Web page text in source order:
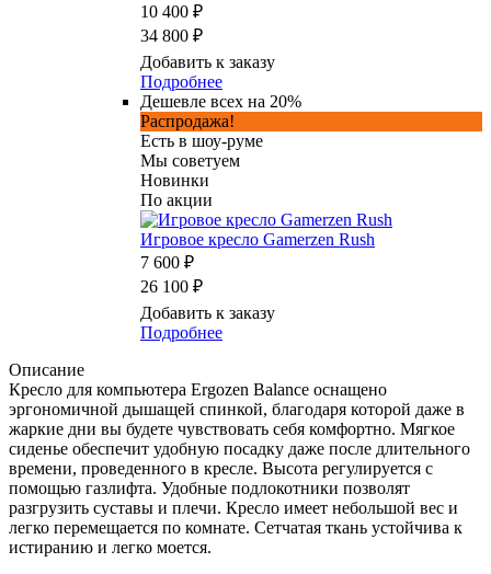
10 400 ₽
34 800 ₽
Добавить к заказу
Подробнее
Дешевле всех на 20%
Распродажа!
Есть в шоу-руме
Мы советуем
Новинки
По акции
Игровое кресло Gamerzen Rush
7 600 ₽
26 100 ₽
Добавить к заказу
Подробнее
Описание
Кресло для компьютера Ergozen Balance оснащено
эргономичной дышащей спинкой, благодаря которой даже в
жаркие дни вы будете чувствовать себя комфортно. Мягкое
сиденье обеспечит удобную посадку даже после длительного
времени, проведенного в кресле. Высота регулируется с
помощью газлифта. Удобные подлокотники позволят
разгрузить суставы и плечи. Кресло имеет небольшой вес и
легко перемещается по комнате. Сетчатая ткань устойчива к
истиранию и легко моется.